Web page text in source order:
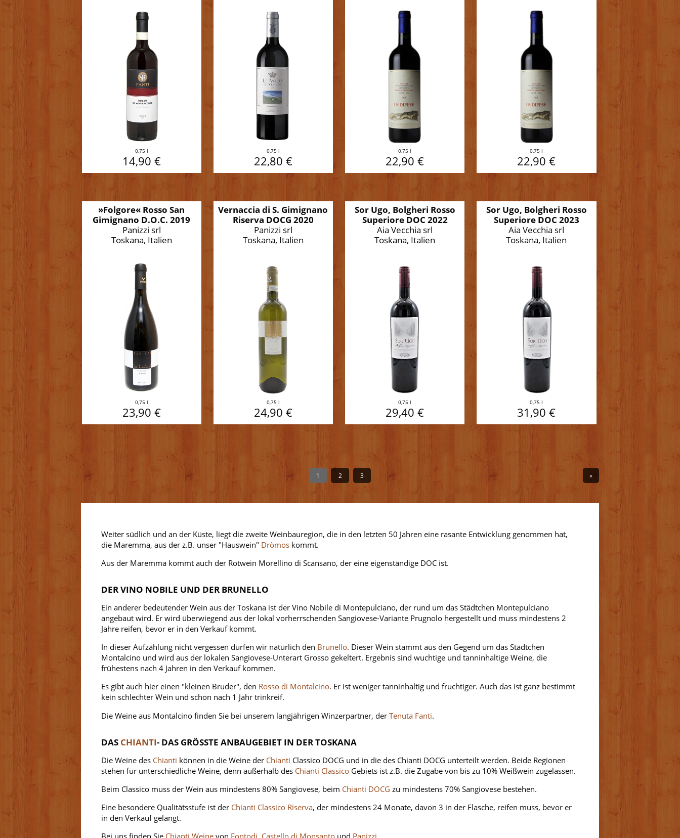
0,75 l
14,90 €
0,75 l
22,80 €
0,75 l
22,90 €
0,75 l
22,90 €
»Folgore« Rosso San
Gimignano D.O.C. 2019
Panizzi srl
Toskana, Italien
0,75 l
23,90 €
Vernaccia di S. Gimignano
Riserva DOCG 2020
Panizzi srl
Toskana, Italien
0,75 l
24,90 €
Sor Ugo, Bolgheri Rosso
Superiore DOC 2022
Aia Vecchia srl
Toskana, Italien
0,75 l
29,40 €
Sor Ugo, Bolgheri Rosso
Superiore DOC 2023
Aia Vecchia srl
Toskana, Italien
0,75 l
31,90 €
1 2 3 »
Weiter südlich und an der Küste, liegt die zweite Weinbauregion, die in den letzten 50 Jahren eine rasante Entwicklung genommen hat,
die Maremma, aus der z.B. unser "Hauswein" Dròmos kommt.
Aus der Maremma kommt auch der Rotwein Morellino di Scansano, der eine eigenständige DOC ist.
DER VINO NOBILE UND DER BRUNELLO
Ein anderer bedeutender Wein aus der Toskana ist der Vino Nobile di Montepulciano, der rund um das Städtchen Montepulciano
angebaut wird. Er wird überwiegend aus der lokal vorherrschenden Sangiovese-Variante Prugnolo hergestellt und muss mindestens 2
Jahre reifen, bevor er in den Verkauf kommt.
In dieser Aufzählung nicht vergessen dürfen wir natürlich den Brunello. Dieser Wein stammt aus den Gegend um das Städtchen
Montalcino und wird aus der lokalen Sangiovese-Unterart Grosso gekeltert. Ergebnis sind wuchtige und tanninhaltige Weine, die
frühestens nach 4 Jahren in den Verkauf kommen.
Es gibt auch hier einen "kleinen Bruder", den Rosso di Montalcino. Er ist weniger tanninhaltig und fruchtiger. Auch das ist ganz bestimmt
kein schlechter Wein und schon nach 1 Jahr trinkreif.
Die Weine aus Montalcino finden Sie bei unserem langjährigen Winzerpartner, der Tenuta Fanti.
DAS CHIANTI- DAS GRÖSSTE ANBAUGEBIET IN DER TOSKANA
Die Weine des Chianti können in die Weine der Chianti Classico DOCG und in die des Chianti DOCG unterteilt werden. Beide Regionen
stehen für unterschiedliche Weine, denn außerhalb des Chianti Classico Gebiets ist z.B. die Zugabe von bis zu 10% Weißwein zugelassen.
Beim Classico muss der Wein aus mindestens 80% Sangiovese, beim Chianti DOCG zu mindestens 70% Sangiovese bestehen.
Eine besondere Qualitätsstufe ist der Chianti Classico Riserva, der mindestens 24 Monate, davon 3 in der Flasche, reifen muss, bevor er
in den Verkauf gelangt.